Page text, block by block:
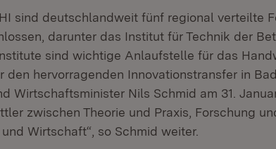
sind deutschlandweit fünf regional verteilte
darunter das Institut für Technik der
sind wichtige Anlaufstelle für das
den hervorragenden Innovationstransfer in
Wirtschaftsminister Nils Schmid am 31.
zwischen Theorie und Praxis, Forschung
Wirtschaft“, so Schmid weiter.